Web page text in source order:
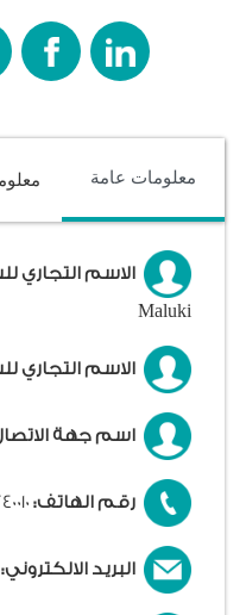
معلومات عامة
الاسم التجاري
Maluki
الاسم التجاري
اسم جهة
رقم الهاتف:
البريد الالكتروني: